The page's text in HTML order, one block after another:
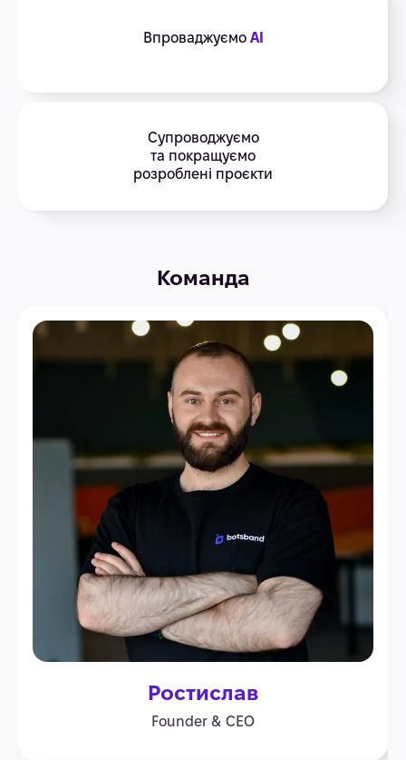
Впроваджуємо AI
Супроводжуємо
та покращуємо
розроблені проєкти
Команда
Ростислав
Founder & CEO